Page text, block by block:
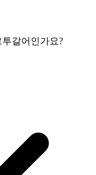
갈어인가요?